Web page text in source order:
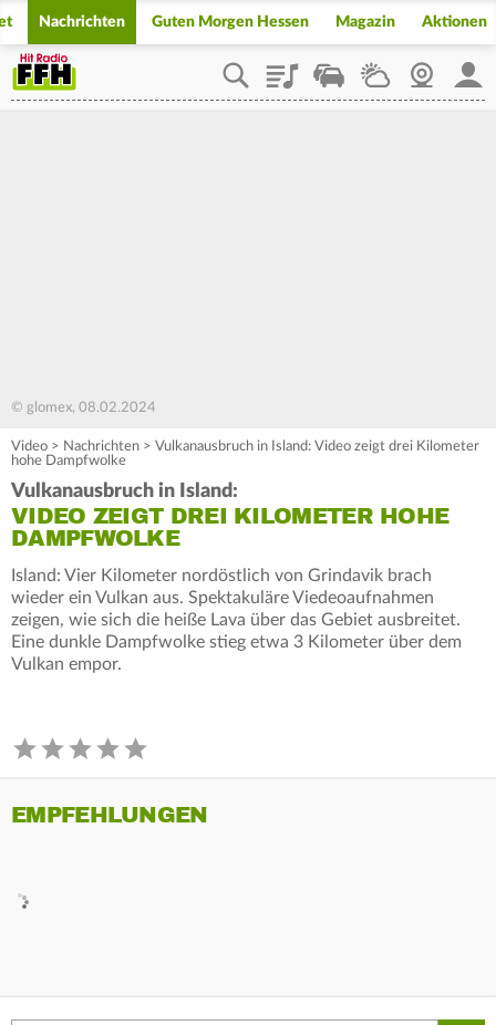
Nachrichten Guten Morgen Hessen Magazin Aktionen
PlaylistStaupilotWetterWebcam
© glomex, 08.02.2024
Video > Nachrichten > Vulkanausbruch in Island: Video zeigt drei Kilometer
hohe Dampfwolke
Vulkanausbruch in Island:
VIDEO ZEIGT DREI KILOMETER HOHE
DAMPFWOLKE
Island: Vier Kilometer nordöstlich von Grindavik brach
wieder ein Vulkan aus. Spektakuläre Viedeoaufnahmen
zeigen, wie sich die heiße Lava über das Gebiet ausbreitet.
Eine dunkle Dampfwolke stieg etwa 3 Kilometer über dem
Vulkan empor.
EMPFEHLUNGEN